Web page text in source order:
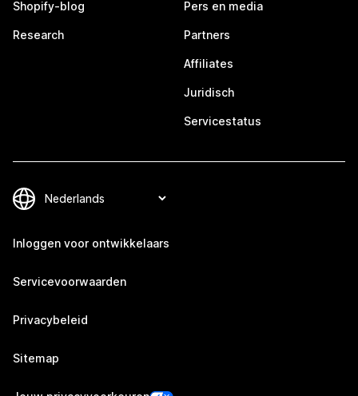
Shopify-blog
Research
Pers en media
Partners
Affiliates
Juridisch
Servicestatus
Inloggen voor ontwikkelaars
Servicevoorwaarden
Privacybeleid
Sitemap